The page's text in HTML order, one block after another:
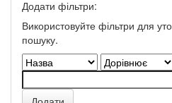
Додати фільтри:
Використовуйте фільтри для
пошуку.